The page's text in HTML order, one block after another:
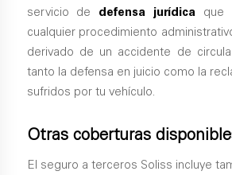
servicio de defensa jurídica que
cualquier procedimiento
derivado de un accidente de
tanto la defensa en juicio como la
sufridos por tu vehículo.
Otras coberturas
El seguro a terceros Soliss incluye